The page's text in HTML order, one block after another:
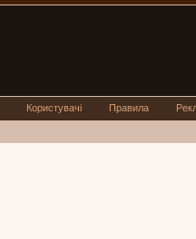
Користувачі Правила